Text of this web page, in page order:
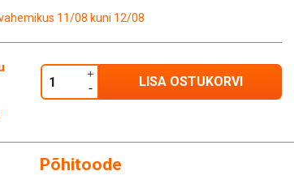
11/08 kuni 12/08
LISA OSTUKORVI
Põhitoode